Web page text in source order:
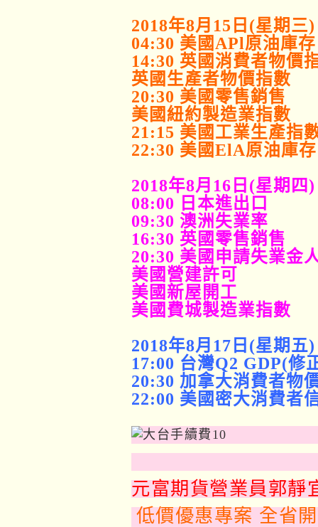
2018年8月15日(星期三)
04:30 美國APl原油庫存
14:30 英國消費者物價
英國生產者物價指數
20:30 美國零售銷售
美國紐約製造業指數
21:15 美國工業生產指
22:30 美國ElA原油庫存
2018年8月16日(星期四)
08:00 日本進出口
09:30 澳洲失業率
16:30 英國零售銷售
20:30 美國申請失業金
美國營建許可
美國新屋開工
美國費城製造業指數
2018年8月17日(星期五)
17:00 台灣Q2 GDP(修
20:30 加拿大消費者物
22:00 美國密大消費者
元富期貨營業員郭靜
低價優惠專案 全省